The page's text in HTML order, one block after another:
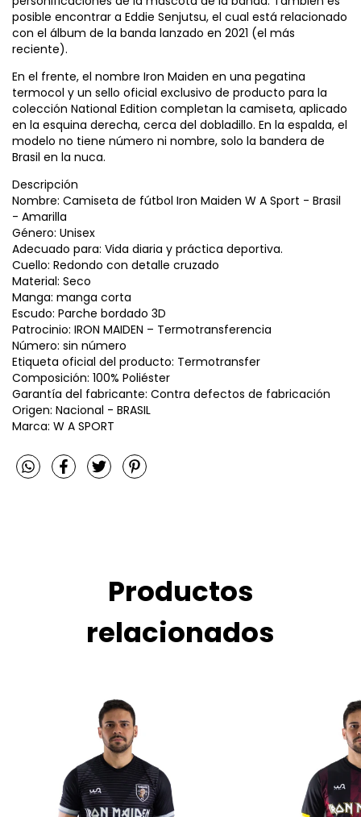
posible encontrar a Eddie Senjutsu, el cual está relacionado
con el álbum de la banda lanzado en 2021 (el más
reciente).
En el frente, el nombre Iron Maiden en una pegatina
termocol y un sello oficial exclusivo de producto para la
colección National Edition completan la camiseta, aplicado
en la esquina derecha, cerca del dobladillo. En la espalda, el
modelo no tiene número ni nombre, solo la bandera de
Brasil en la nuca.
Descripción
Nombre: Camiseta de fútbol Iron Maiden W A Sport - Brasil
- Amarilla
Género: Unisex
Adecuado para: Vida diaria y práctica deportiva.
Cuello: Redondo con detalle cruzado
Material: Seco
Manga: manga corta
Escudo: Parche bordado 3D
Patrocinio: IRON MAIDEN – Termotransferencia
Número: sin número
Etiqueta oficial del producto: Termotransfer
Composición: 100% Poliéster
Garantía del fabricante: Contra defectos de fabricación
Origen: Nacional - BRASIL
Marca: W A SPORT
Productos
relacionados